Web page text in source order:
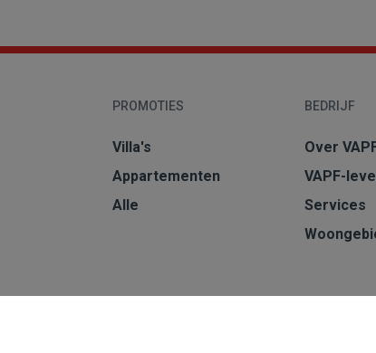
PROMOTIES
Villa's
Appartementen
Alle
BEDRIJF
Over
VAPF-
Services